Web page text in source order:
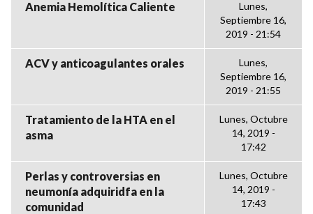
Anemia Hemolítica Caliente
Lunes,
Septiembre 16,
2019 - 21:54
ACV y anticoagulantes orales
Lunes,
Septiembre 16,
2019 - 21:55
Tratamiento de la HTA en el
asma
Lunes, Octubre
14, 2019 -
17:42
Perlas y controversias en
neumonía adquiridfa en la
comunidad
Lunes, Octubre
14, 2019 -
17:43